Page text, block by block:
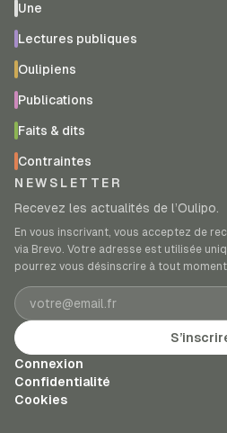
Une
Lectures publiques
Oulipiens
Publications
Faits & dits
Contraintes
NEWSLETTER
Recevez les actualités de l’Oulipo.
En vous inscrivant, vous acceptez de
via Brevo. Votre adresse est utilisée
pourrez vous désinscrire à tout
Adresse e-mail
Connexion
Confidentialité
Cookies